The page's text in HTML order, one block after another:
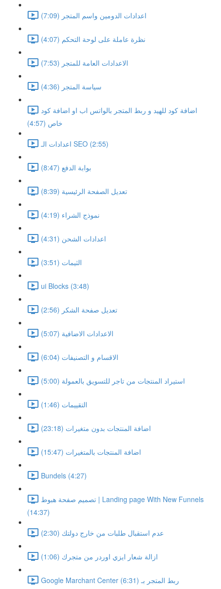
اعدادات الدومين واسم المتجر (7:09)
نظرة عاملة على لوحة التحكم (4:07)
الاعدادات العامة للمتجر (7:53)
سياسة المتجر (4:36)
اضافة كود للهيد و ربط المتجر بالواتس اب او اضافة كود
خاص (4:57)
اعدادات الـ SEO (2:55)
بوابة الدفع (8:47)
تعديل الصفحة الرئيسية (8:39)
نموذج الشراء (4:19)
اعدادات الشحن (4:31)
الثيمات (3:51)
ui Blocks (3:48)
تعديل صفحة الشكر (2:56)
الاعدادات الاضافية (5:07)
الاقسام و التصنيفات (6:04)
استيراد المنتجات من تاجر للتسويق بالعمولة (5:00)
التقييمات (1:46)
اضافة المنتجات بدون متغيرات (23:18)
اضافة المنتجات بالمتغيرات (15:47)
Bundels (4:27)
تصميم صفحة هبوط | Landing page With New Funnels
(14:37)
عدم استقبال طلبات من خارج دولتك (2:30)
ازالة شعار ايزي اوردر من متجرك (1:06)
Google Marchant Center ربط المتجر بـ (6:31)